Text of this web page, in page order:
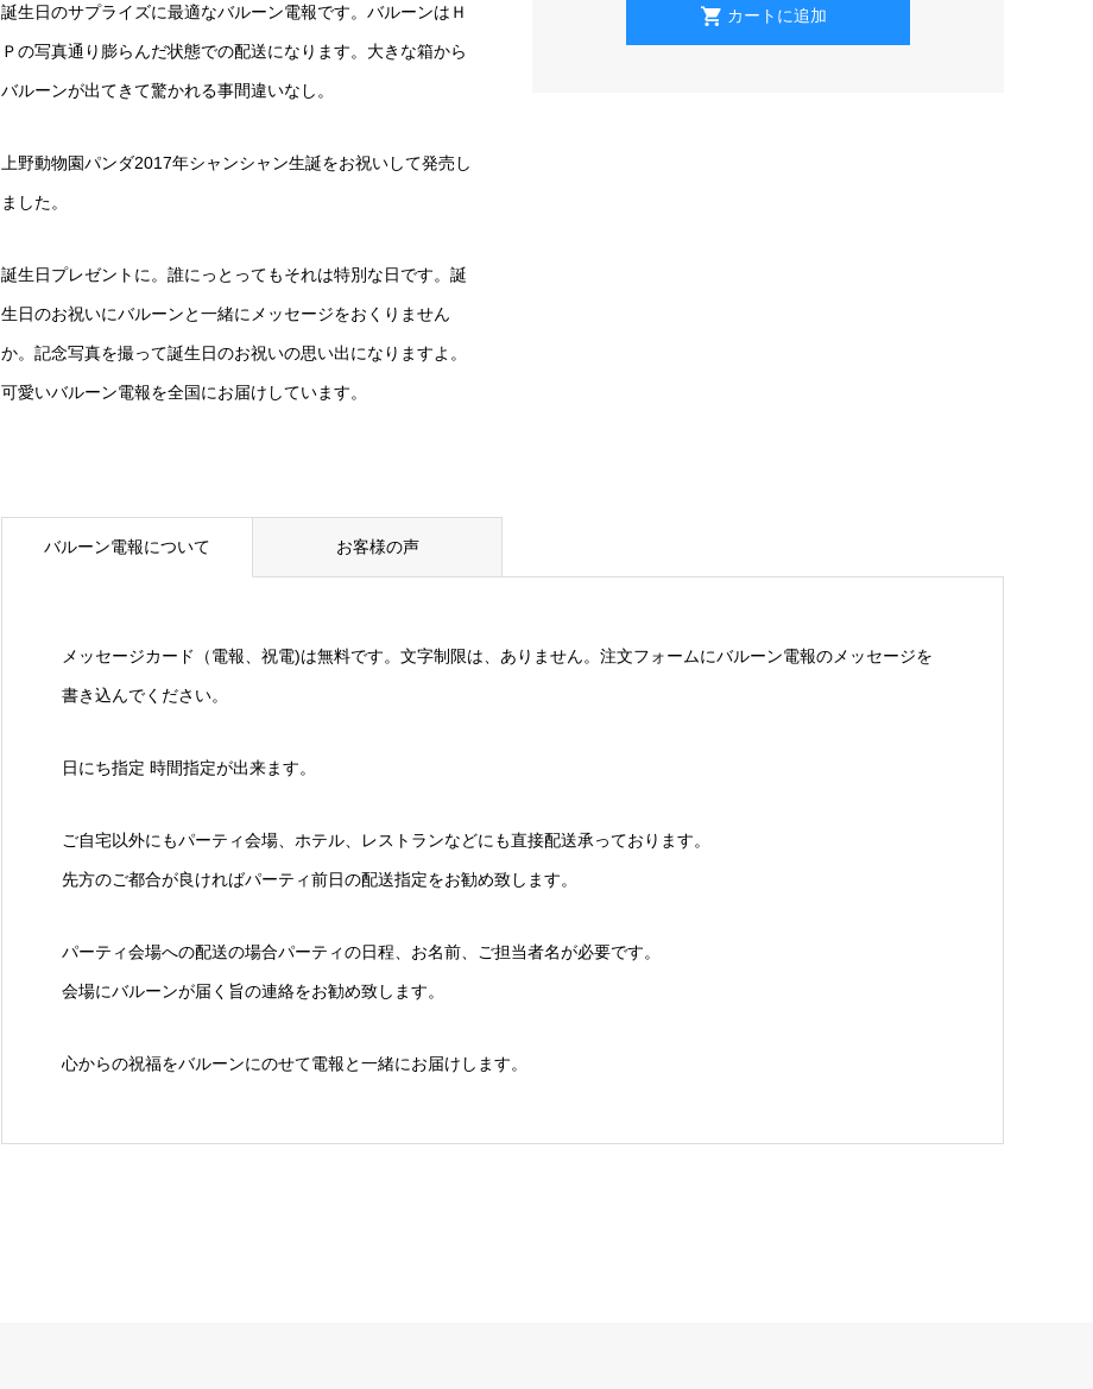
誕生日のサプライズに最適なバルーン電報です。バルーンはＨ
Ｐの写真通り膨らんだ状態での配送になります。大きな箱から
バルーンが出てきて驚かれる事間違いなし。
上野動物園パンダ2017年シャンシャン生誕をお祝いして発売し
ました。
誕生日プレゼントに。誰にっとってもそれは特別な日です。誕
生日のお祝いにバルーンと一緒にメッセージをおくりません
か。記念写真を撮って誕生日のお祝いの思い出になりますよ。
可愛いバルーン電報を全国にお届けしています。
バルーン電報について お客様の声
メッセージカード（電報、祝電)は無料です。文字制限は、ありません。注文フォームにバルーン電報のメッセージを
書き込んでください。
日にち指定 時間指定が出来ます。
ご自宅以外にもパーティ会場、ホテル、レストランなどにも直接配送承っております。
先方のご都合が良ければパーティ前日の配送指定をお勧め致します。
パーティ会場への配送の場合パーティの日程、お名前、ご担当者名が必要です。
会場にバルーンが届く旨の連絡をお勧め致します。
心からの祝福をバルーンにのせて電報と一緒にお届けします。